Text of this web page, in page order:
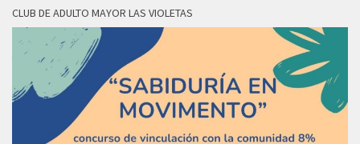
CLUB DE ADULTO MAYOR LAS VIOLETAS